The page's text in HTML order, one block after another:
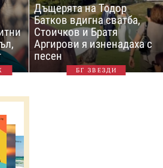
Дъщерята на Тодор
Батков вдигна сватба,
Стоичков и Братя
Аргирови я изненадаха с
песен
БГ ЗВЕЗДИ